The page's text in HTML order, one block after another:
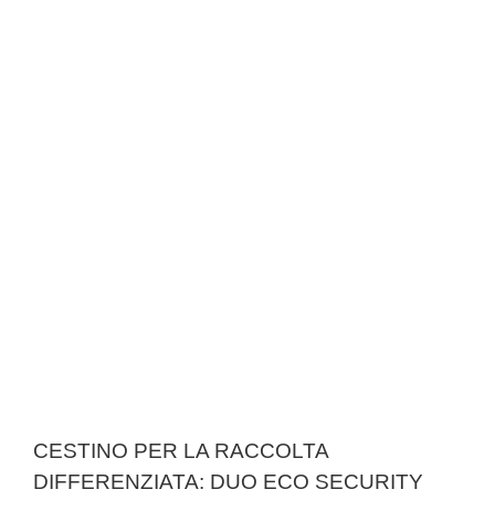
CESTINO PER LA RACCOLTA
DIFFERENZIATA: DUO ECO SECURITY